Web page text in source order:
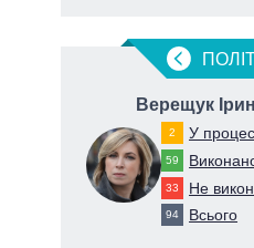
Верещук
2 У
59
33 Не
94 Всього